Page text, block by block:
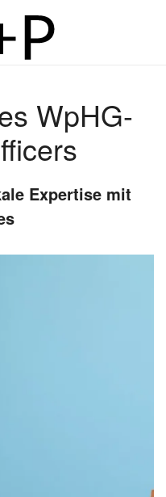
WpHG-
Expertise mit